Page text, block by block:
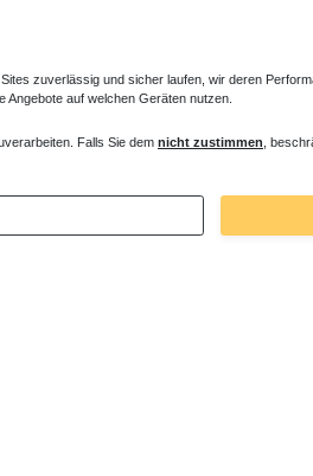
110 x 100 x 2,5 cm
954,00
zuverlässig und sicher laufen, wir deren
auf welchen Geräten nutzen.
Falls Sie dem nicht zustimmen ,